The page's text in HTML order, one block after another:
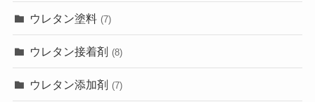
ウレタン塗料 (7)
ウレタン接着剤 (8)
ウレタン添加剤 (7)